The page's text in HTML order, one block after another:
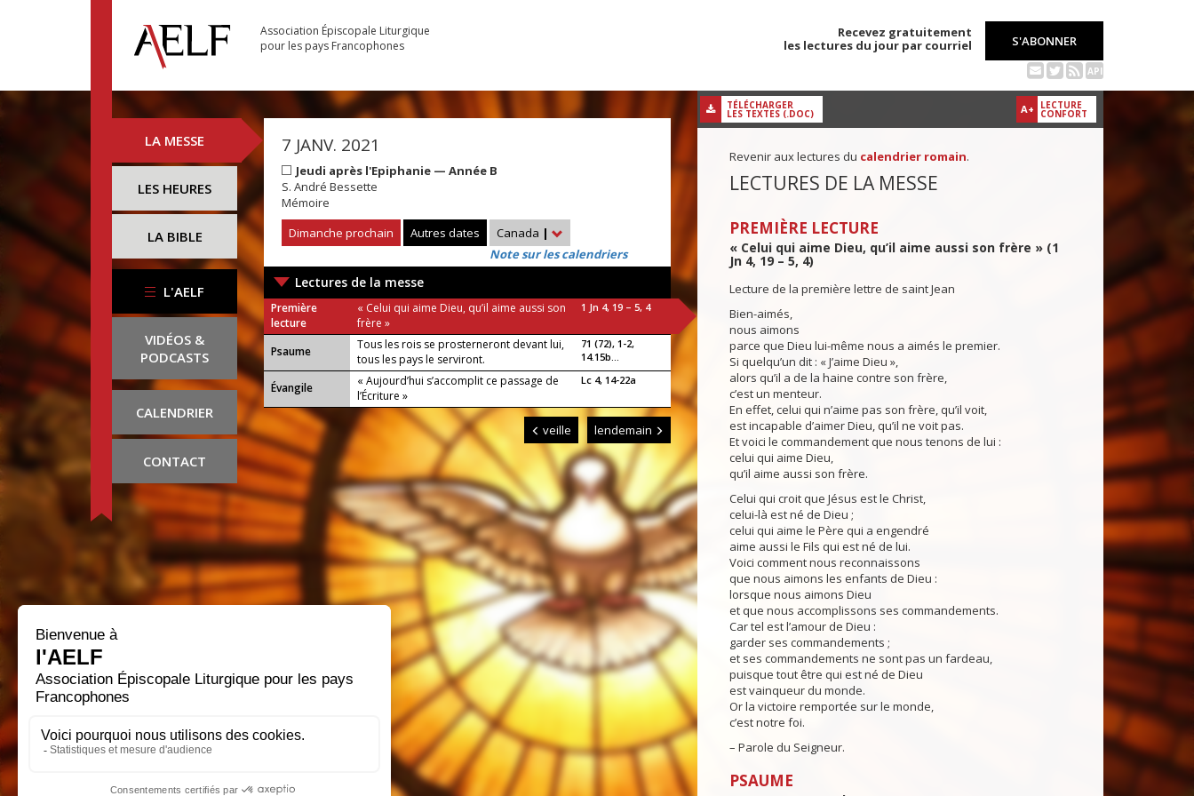
Association Épiscopale Liturgique
pour les pays Francophones
Recevez gratuitement
les lectures du jour par courriel
S'ABONNER
API
LA MESSE
LES HEURES
LA BIBLE
L'AELF
VIDÉOS &
PODCASTS
CALENDRIER
CONTACT
7 JANV. 2021
Jeudi après l'Epiphanie — Année B
S. André Bessette
Mémoire
Dimanche prochain
Autres dates Canada |
Note sur les calendriers
Lectures de la messe
Première
lecture
« Celui qui aime Dieu, qu’il aime aussi son
frère »
1 Jn 4, 19 – 5, 4
Psaume
Tous les rois se prosterneront devant lui,
tous les pays le serviront.
71 (72), 1-2,
14.15b...
Évangile
« Aujourd’hui s’accomplit ce passage de
l’Écriture »
Lc 4, 14-22a
veille lendemain
A+ LECTURE
CONFORT
TÉLÉCHARGER
LES TEXTES (.DOC)
Revenir aux lectures du calendrier romain.
LECTURES DE LA MESSE
PREMIÈRE LECTURE
« Celui qui aime Dieu, qu’il aime aussi son frère » (1
Jn 4, 19 – 5, 4)
Lecture de la première lettre de saint Jean
Bien-aimés,
nous aimons
parce que Dieu lui-même nous a aimés le premier.
Si quelqu’un dit : « J’aime Dieu »,
alors qu’il a de la haine contre son frère,
c’est un menteur.
En effet, celui qui n’aime pas son frère, qu’il voit,
est incapable d’aimer Dieu, qu’il ne voit pas.
Et voici le commandement que nous tenons de lui :
celui qui aime Dieu,
qu’il aime aussi son frère.
Celui qui croit que Jésus est le Christ,
celui-là est né de Dieu ;
celui qui aime le Père qui a engendré
aime aussi le Fils qui est né de lui.
Voici comment nous reconnaissons
que nous aimons les enfants de Dieu :
lorsque nous aimons Dieu
et que nous accomplissons ses commandements.
Car tel est l’amour de Dieu :
garder ses commandements ;
et ses commandements ne sont pas un fardeau,
puisque tout être qui est né de Dieu
est vainqueur du monde.
Or la victoire remportée sur le monde,
c’est notre foi.
– Parole du Seigneur.
PSAUME